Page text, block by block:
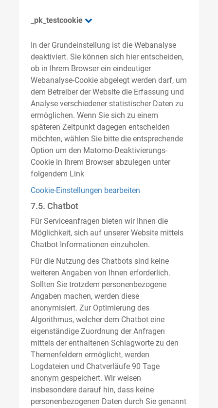
_pk_testcookie
In der Grundeinstellung ist die Webanalyse
deaktiviert. Sie können sich hier entscheiden,
ob in Ihrem Browser ein eindeutiger
Webanalyse-Cookie abgelegt werden darf, um
dem Betreiber der Website die Erfassung und
Analyse verschiedener statistischer Daten zu
ermöglichen. Wenn Sie sich zu einem
späteren Zeitpunkt dagegen entscheiden
möchten, wählen Sie bitte die entsprechende
Option um den Matomo-Deaktivierungs-
Cookie in Ihrem Browser abzulegen unter
folgendem Link
Cookie-Einstellungen bearbeiten
7.5. Chatbot
Für Serviceanfragen bieten wir Ihnen die
Möglichkeit, sich auf unserer Website mittels
Chatbot Informationen einzuholen.
Für die Nutzung des Chatbots sind keine
weiteren Angaben von Ihnen erforderlich.
Sollten Sie trotzdem personenbezogene
Angaben machen, werden diese
anonymisiert. Zur Optimierung des
Algorithmus, welcher dem Chatbot eine
eigenständige Zuordnung der Anfragen
mittels der enthaltenen Schlagworte zu den
Themenfeldern ermöglicht, werden
Logdateien und Chatverläufe 90 Tage
anonym gespeichert. Wir weisen
insbesondere darauf hin, dass keine
personenbezogenen Daten durch Sie genannt